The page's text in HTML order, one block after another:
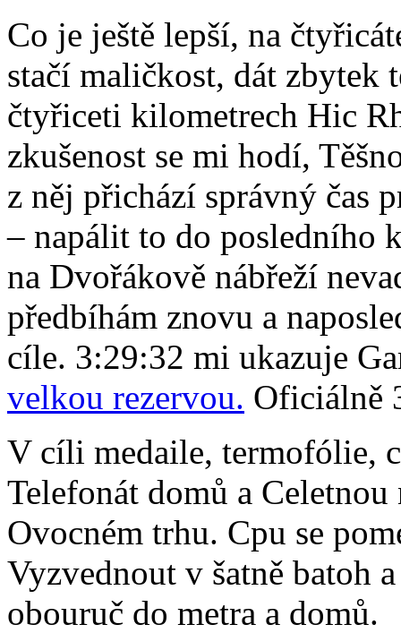
Co je ještě lepší, na
stačí maličkost, dát zbytek
čtyřiceti kilometrech Hic
zkušenost se mi hodí,
z něj přichází správný čas
– napálit to do posledního
na Dvořákově nábřeží
předbíhám znovu a
cíle. 3:29:32 mi ukazuje
velkou rezervou. Oficiálně
V cíli medaile, termofólie,
Telefonát domů a
Ovocném trhu. Cpu se
Vyzvednout v šatně batoh
obouruč do metra a domů.